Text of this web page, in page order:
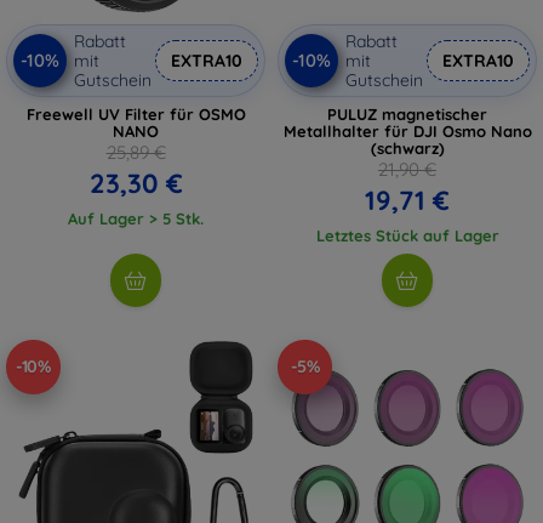
-10%
Rabatt
mit
Gutschein
EXTRA10
Freewell UV Filter für OSMO
NANO
25,89 €
23,30 €
Auf Lager > 5 Stk.
-10%
Rabatt
mit
Gutschein
EXTRA10
PULUZ magnetischer
Metallhalter für DJI Osmo Nano
(schwarz)
21,90 €
19,71 €
Letztes Stück auf Lager
-10% -5%